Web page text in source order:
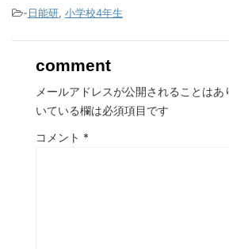
-日能研, 小学校4年生
comment
メールアドレスが公開されることはあ
いている欄は必須項目です
コメント *